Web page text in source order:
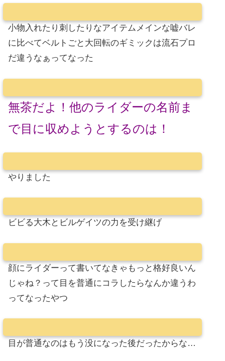
小物入れたり刺したりなアイテムメインな嘘バレ
に比べてベルトごと大回転のギミックは流石プロ
だ違うなぁってなった
無茶だよ！他のライダーの名前ま
で目に収めようとするのは！
やりました
ビビる大木とビルゲイツの力を受け継げ
顔にライダーって書いてなきゃもっと格好良いん
じゃね？って目を普通にコラしたらなんか違うわ
ってなったやつ
目が普通なのはもう没になった後だったからな…